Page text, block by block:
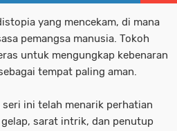
yang mencekam, di mana
pemangsa manusia. Tokoh
untuk mengungkap kebenaran
tempat paling aman.
ini telah menarik perhatian
sarat intrik, dan penutup